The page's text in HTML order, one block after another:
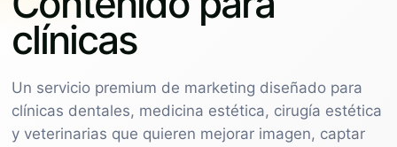
clínicas
Un servicio premium de marketing diseñado para
clínicas dentales, medicina estética, cirugía estética
y veterinarias que quieren mejorar imagen, captar